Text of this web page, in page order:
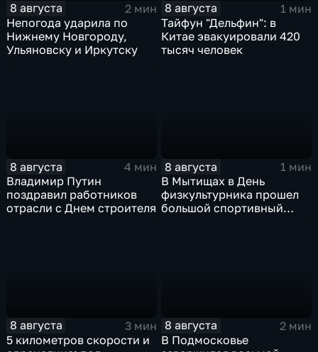
8 августа
2 мин
Непогода ударила по
Нижнему Новгороду,
Ульяновску и Иркутску
8 августа
1 мин
Тайфун "Дельфин": в
Китае эвакуировали 420
тысяч человек
8 августа
4 мин
Владимир Путин
поздравил работников
отрасли с Днем строителя
8 августа
1 мин
В Мытищах в День
физкультурника прошел
большой спортивный
8 августа
3 мин
5 километров скорости и
8 августа
2 мин
В Подмосковье